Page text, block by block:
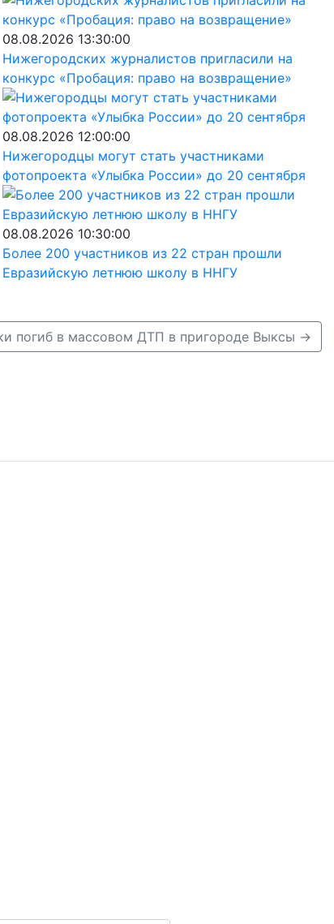
08.08.2026 13:30:00
Нижегородских журналистов пригласили на
конкурс «Пробация: право на возвращение»
08.08.2026 12:00:00
Нижегородцы могут стать участниками
фотопроекта «Улыбка России» до 20 сентября
08.08.2026 10:30:00
Более 200 участников из 22 стран прошли
Евразийскую летнюю школу в ННГУ
погиб в массовом ДТП в пригороде Выксы →